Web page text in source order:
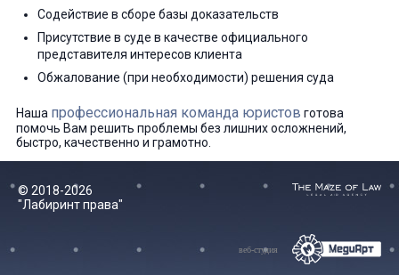
Содействие в сборе базы доказательств
Присутствие в суде в качестве официального
представителя интересов клиента
Обжалование (при необходимости) решения суда
Наша профессиональная команда юристов готова
помочь Вам решить проблемы без лишних осложнений,
быстро, качественно и грамотно.
© 2018-2026
"Лабиринт права"
веб-студия